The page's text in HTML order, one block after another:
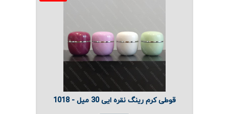
قوطی کرم رینگ نقره ایی 30 میل - 1018